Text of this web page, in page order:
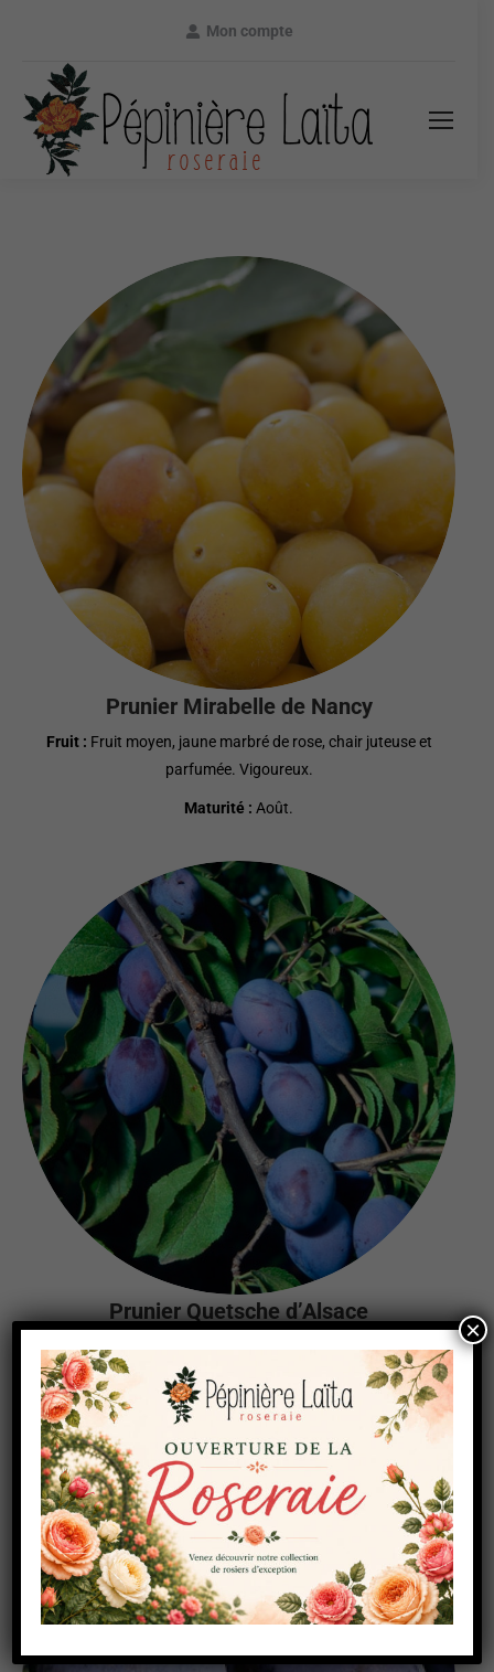
Mon compte
Prunier Mirabelle de Nancy
Fruit : Fruit moyen, jaune marbré de rose, chair juteuse et
parfumée. Vigoureux.
Maturité : Août.
Prunier Quetsche d’Alsace
Fruit :Fruit ovoïde pourpre à violet foncé, chair jaune-verdâtre,
acidulé et parfumée. Vigoureux.
Maturité :Fin septembre.
×